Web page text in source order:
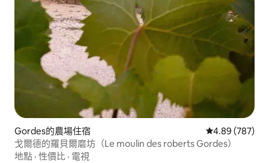
Gordes的農場住宿 從 787 則評價
4.89 (787)
戈爾德的羅貝爾磨坊（Le moulin des roberts Gordes）
地點 · 性價比 · 電視